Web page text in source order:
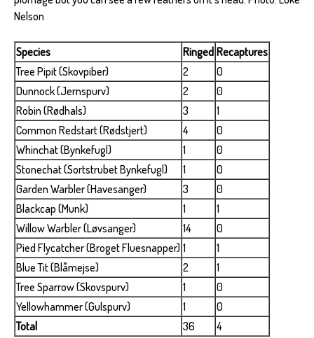
Nelson
Species Ringed Recaptures
Tree Pipit (Skovpiber)
2
0
Dunnock (Jernspurv)
2
0
Robin (Rødhals)
3
1
Common Redstart (Rødstjert)
4
0
Whinchat (Bynkefugl)
1
0
Stonechat (Sortstrubet Bynkefugl)
1
0
Garden Warbler (Havesanger)
3
0
Blackcap (Munk)
1
1
Willow Warbler (Løvsanger)
14
0
Pied Flycatcher (Broget Fluesnapper) 1
1
Blue Tit (Blåmejse)
2
1
Tree Sparrow (Skovspurv)
1
0
Yellowhammer (Gulspurv)
1
0
Total
36 4